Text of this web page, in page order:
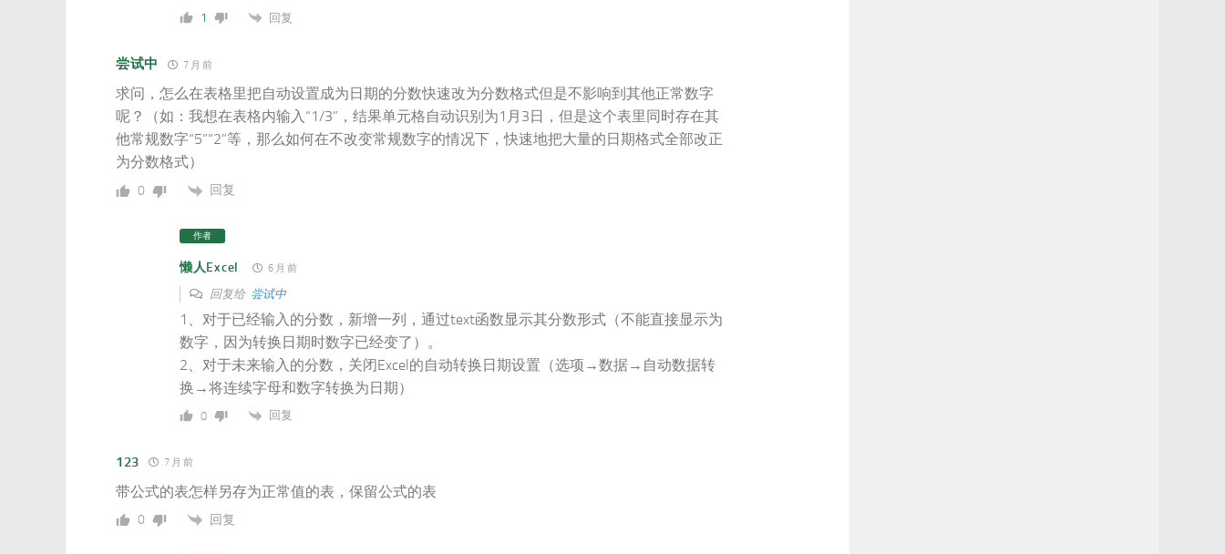
1 回复
尝试中 7 月 前
求问，怎么在表格里把自动设置成为日期的分数快速改为分数格式但是不影响到其他正常数字
呢？（如：我想在表格内输入“1/3”，结果单元格自动识别为1月3日，但是这个表里同时存在其
他常规数字“5”“2”等，那么如何在不改变常规数字的情况下，快速地把大量的日期格式全部改正
为分数格式）
0 回复
作者
懒人Excel 6 月 前
回复给 尝试中
1、对于已经输入的分数，新增一列，通过text函数显示其分数形式（不能直接显示为
数字，因为转换日期时数字已经变了）。
2、对于未来输入的分数，关闭Excel的自动转换日期设置（选项→数据→自动数据转
换→将连续字母和数字转换为日期）
0 回复
123 7 月 前
带公式的表怎样另存为正常值的表，保留公式的表
0 回复